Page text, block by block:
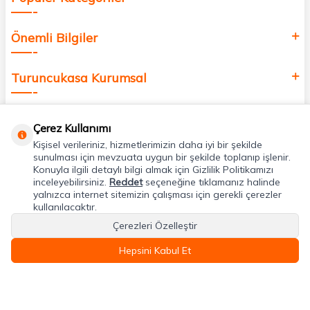
Önemli Bilgiler
Turuncukasa Kurumsal
Uygulamalarımız
Adres & İletişim
Çerez Kullanımı
Kişisel verileriniz, hizmetlerimizin daha iyi bir şekilde
sunulması için mevzuata uygun bir şekilde toplanıp işlenir.
Konuyla ilgili detaylı bilgi almak için Gizlilik Politikamızı
inceleyebilirsiniz. Reddetseçeneğine tıklamanız halinde
yalnızca internet sitemizin çalışması için gerekli çerezler
kullanılacaktır.
Çerezleri Özelleştir
Hepsini Kabul Et